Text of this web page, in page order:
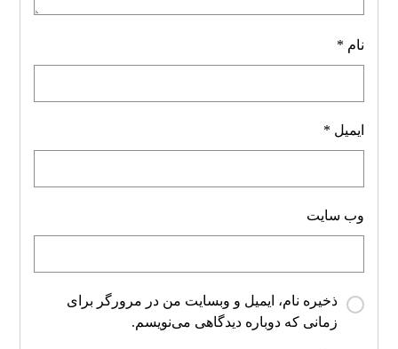
نام *
ایمیل *
وب‌ سایت
ذخیره نام، ایمیل و وبسایت من در مرورگر برای
زمانی که دوباره دیدگاهی می‌نویسم.